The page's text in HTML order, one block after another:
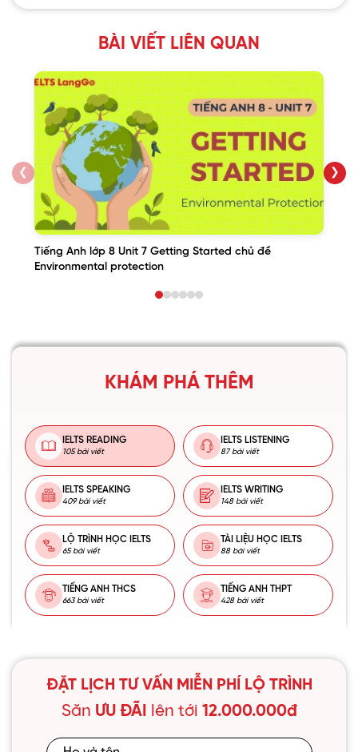
BÀI VIẾT LIÊN QUAN
❮
Tiếng Anh lớp 8 Unit 7 Getting Started chủ đề
Environmental protection
❯
KHÁM PHÁ THÊM
IELTS READING
105 bài viết
IELTS LISTENING
87 bài viết
IELTS SPEAKING
409 bài viết
IELTS WRITING
148 bài viết
LỘ TRÌNH HỌC IELTS
65 bài viết
TÀI LIỆU HỌC IELTS
88 bài viết
TIẾNG ANH THCS
663 bài viết
TIẾNG ANH THPT
428 bài viết
ĐẶT LỊCH TƯ VẤN MIỄN PHÍ LỘ TRÌNH
Săn ƯU ĐÃI lên tới 12.000.000đ